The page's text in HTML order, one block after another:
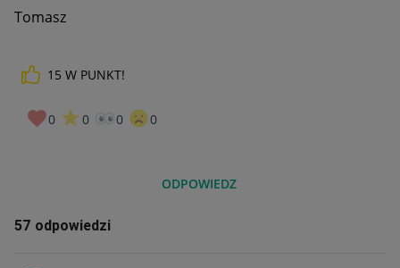
Tomasz
15 W PUNKT!
0 0 0 0
ODPOWIEDZ
57 odpowiedzi